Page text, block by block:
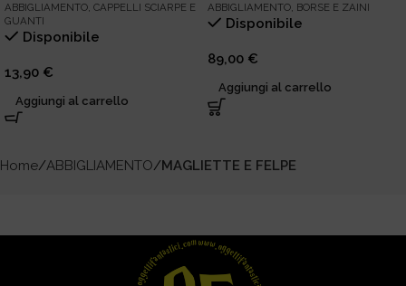
ABBIGLIAMENTO, CAPPELLI SCIARPE E
GUANTI
Disponibile
13,90 €
Aggiungi al carrello
ABBIGLIAMENTO, BORSE E ZAINI
Disponibile
89,00 €
Aggiungi al carrello
Home ABBIGLIAMENTO MAGLIETTE E FELPE